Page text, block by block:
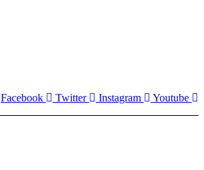
Facebook
Twitter Instagram Youtube